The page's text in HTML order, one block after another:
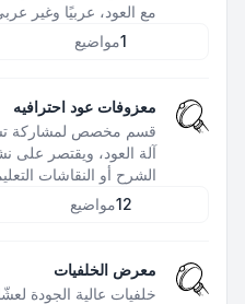
مع العود، عربيًا وغير
1مواضيع
معزوفات عود احترافيه
قسم مخصص لمشاركة
آلة العود، ويقتصر
الشرح أو النقاشات
12مواضيع
معرض الخلفيات
خلفيات عالية الجودة